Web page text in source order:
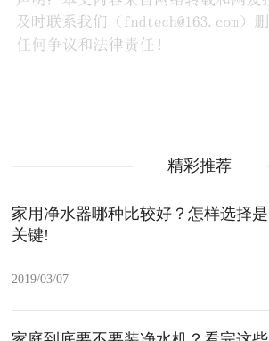
精彩推荐
家用净水器哪种比较好？怎样选择是
关键!
2019/03/07